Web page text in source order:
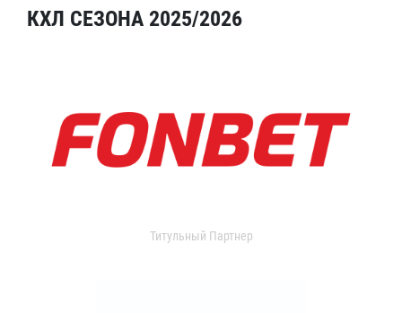
КХЛ СЕЗОНА 2025/2026
Титульный Партнер